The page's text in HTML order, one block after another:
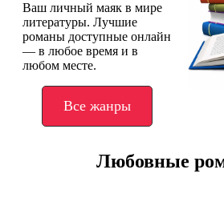
Ваш личный маяк в мире
литературы. Лучшие
романы доступные онлайн
— в любое время и в
любом месте.
Все жанры
Любовные